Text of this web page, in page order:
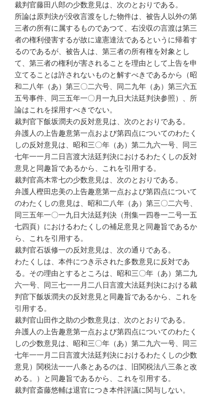
裁判官藤田八郎の少数意見は、次のとおりである。
所論は原判決が没收言渡をした物件は、被告人以外の第
三者の所有に属するものであつて、右没収の言渡は第三
者の権利侵害するが故に違憲達法であるというに帰着す
るのであるが、被告人は、第三者の所有権を対象とし
て、第三者の権利が害されることを理由として上告を申
立てることは許されないものと解すべきであるから（昭
和二八年（あ）第三〇二六号、同二九年（あ）第三六五
五号事件、同三五年一〇月一九日大法廷判決参照）、所
論はこれを採用すべきでない。
裁判官下飯坂潤夫の反対意見は、次のとおりである。
弁護人の上告趣意第一点および第四点についてのわたく
しの反対意見は、昭和三〇年（あ）第二九六一号、同三
七年一一月二日言渡大法廷判決におけるわたくしの反対
意見と同趣旨であるから、これを引用する。
裁判官高木常七の少数意見は、次のとおりである。
弁護人樫田忠美の上告趣意第一点および第四点について
のわたくしの意見は、昭和二八年（あ）第三〇二六号、
同三五年一〇一九日大法廷判決（刑集一四巻一二号一五
七四頁）におけるわたくしの補足意見と同趣旨であるか
ら、これを引用する。
裁判官石坂修一の反対意見は、次の通りである。
わたくしは、本件につき示された多数意見に反対であ
る。その理由とするところは、昭和三〇年（あ）第二九
六一号、同三七一一月二八日言渡大法廷判決における裁
判官下飯坂潤夫の反対意見と同趣旨であるから、これを
引用する。
裁判官山田作之助の少数意見は、次のとおりである。
弁護人の上告趣意第一点および第四点についてのわたく
しの少数意見は、昭和三〇年（あ）第二九六一号、同三
七年一一月二日言渡大法廷判決におけるわたくしの少数
意見）関税法一一八条とあるのは、旧関税法八三条と改
める。）と同趣旨であるから、これを引用する。
裁判官斎藤悠輔は退官につき本件評議に関与しない。